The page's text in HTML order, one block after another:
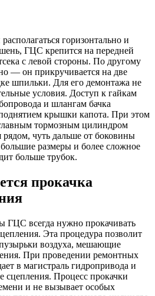
горизонтально и
ГЦС крепится на передней
с левой стороны. По другому
— он прикручивается на две
шпильки. Для его демонтажа не
условия. Доступ к гайкам
и шлангам бачка
крышки капота. При этом
тормозным цилиндром
чуть дальше от боковины
размеры и более сложное
больше трубок.
прокачка
ГЦС всегда нужно прокачивать
Эта процедура позволит
воздуха, мешающие
При проведении ремонтных
в магистраль гидропривода и
сцепления. Процесс прокачки
и не вызывает особых